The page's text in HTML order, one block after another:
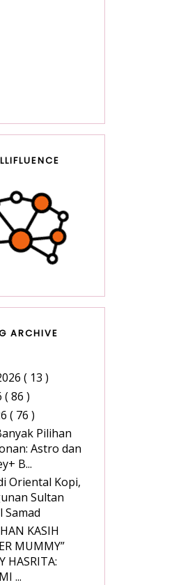
ARCHIVE
( 13 )
( 86 )
( 76 )
Pilihan
Astro dan
B...
Oriental Kopi,
Sultan
Samad
KASIH
MUMMY”
HASRITA:
...